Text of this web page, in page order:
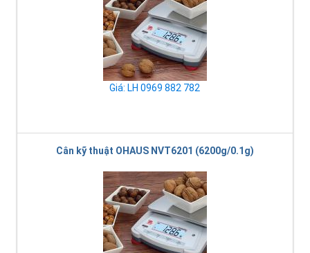
Giá: LH 0969 882 782
Cân kỹ thuật OHAUS NVT6201 (6200g/0.1g)